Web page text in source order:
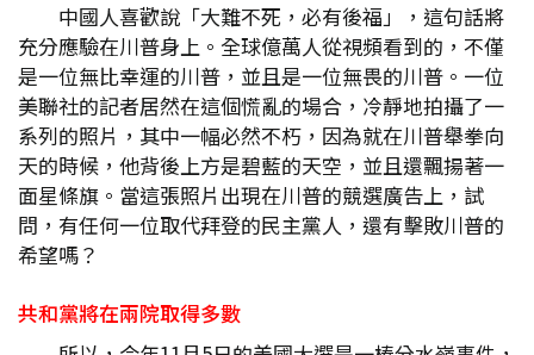
中國人喜歡說「大難不死，必有後福」，這句話將
充分應驗在川普身上。全球億萬人從視頻看到的，不僅
是一位無比幸運的川普，並且是一位無畏的川普。一位
美聯社的記者居然在這個慌亂的場合，冷靜地拍攝了一
系列的照片，其中一幅必然不朽，因為就在川普舉拳向
天的時候，他背後上方是碧藍的天空，並且還飄揚著一
面星條旗。當這張照片出現在川普的競選廣告上，試
問，有任何一位取代拜登的民主黨人，還有擊敗川普的
希望嗎？
共和黨將在兩院取得多數